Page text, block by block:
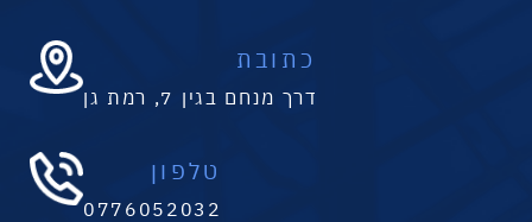
כתובת
דרך מנחם בגין 7, רמת גן
טלפון
0776052032